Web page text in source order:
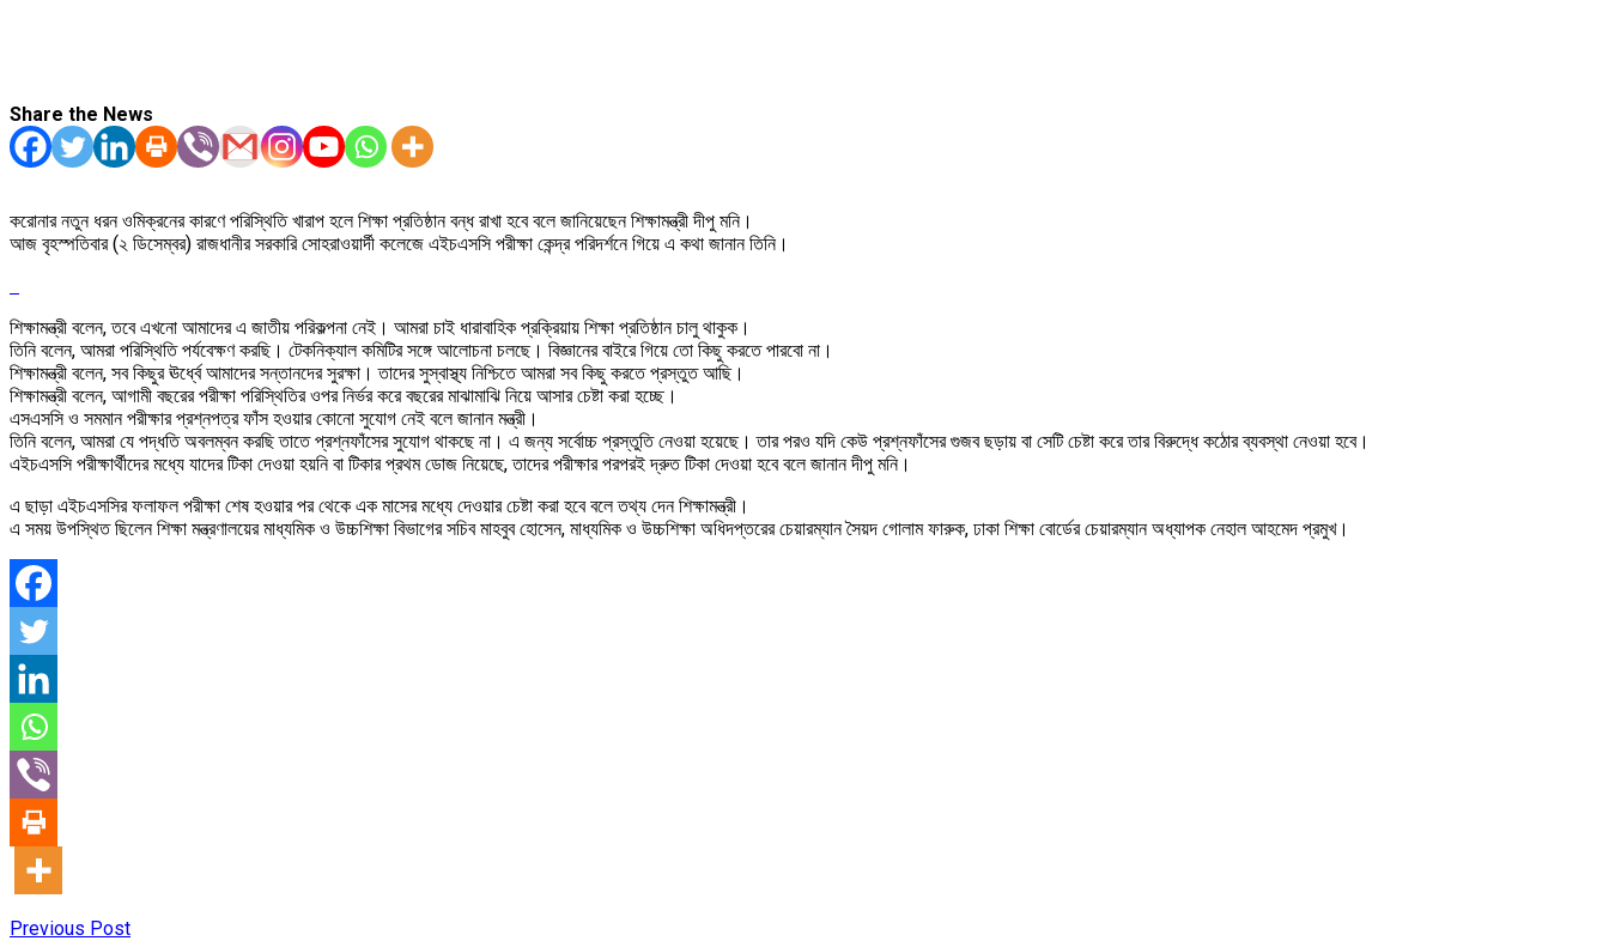
Share the News
করোনার নতুন ধরন ওমিক্রনের কারণে পরিস্থিতি খারাপ হলে শিক্ষা প্রতিষ্ঠান বন্ধ রাখা হবে বলে জানিয়েছেন শিক্ষামন্ত্রী দীপু মনি।
আজ বৃহস্পতিবার (২ ডিসেম্বর) রাজধানীর সরকারি সোহরাওয়ার্দী কলেজে এইচএসসি পরীক্ষা কেন্দ্র পরিদর্শনে গিয়ে এ কথা জানান তিনি।
শিক্ষামন্ত্রী বলেন, তবে এখনো আমাদের এ জাতীয় পরিকল্পনা নেই। আমরা চাই ধারাবাহিক প্রক্রিয়ায় শিক্ষা প্রতিষ্ঠান চালু থাকুক।
তিনি বলেন, আমরা পরিস্থিতি পর্যবেক্ষণ করছি। টেকনিক্যাল কমিটির সঙ্গে আলোচনা চলছে। বিজ্ঞানের বাইরে গিয়ে তো কিছু করতে পারবো না।
শিক্ষামন্ত্রী বলেন, সব কিছুর ঊর্ধ্বে আমাদের সন্তানদের সুরক্ষা। তাদের সুস্বাস্থ্য নিশ্চিতে আমরা সব কিছু করতে প্রস্তুত আছি।
শিক্ষামন্ত্রী বলেন, আগামী বছরের পরীক্ষা পরিস্থিতির ওপর নির্ভর করে বছরের মাঝামাঝি নিয়ে আসার চেষ্টা করা হচ্ছে।
এসএসসি ও সমমান পরীক্ষার প্রশ্নপত্র ফাঁস হওয়ার কোনো সুযোগ নেই বলে জানান মন্ত্রী।
তিনি বলেন, আমরা যে পদ্ধতি অবলম্বন করছি তাতে প্রশ্নফাঁসের সুযোগ থাকছে না। এ জন্য সর্বোচ্চ প্রস্তুতি নেওয়া হয়েছে। তার পরও যদি কেউ প্রশ্নফাঁসের গুজব ছড়ায় বা সেটি চেষ্টা করে তার বিরুদ্ধে কঠোর ব্যবস্থা নেওয়া হবে।
এইচএসসি পরীক্ষার্থীদের মধ্যে যাদের টিকা দেওয়া হয়নি বা টিকার প্রথম ডোজ নিয়েছে, তাদের পরীক্ষার পরপরই দ্রুত টিকা দেওয়া হবে বলে জানান দীপু মনি।
এ ছাড়া এইচএসসির ফলাফল পরীক্ষা শেষ হওয়ার পর থেকে এক মাসের মধ্যে দেওয়ার চেষ্টা করা হবে বলে তথ্য দেন শিক্ষামন্ত্রী।
এ সময় উপস্থিত ছিলেন শিক্ষা মন্ত্রণালয়ের মাধ্যমিক ও উচ্চশিক্ষা বিভাগের সচিব মাহবুব হোসেন, মাধ্যমিক ও উচ্চশিক্ষা অধিদপ্তরের চেয়ারম্যান সৈয়দ গোলাম ফারুক, ঢাকা শিক্ষা বোর্ডের চেয়ারম্যান অধ্যাপক নেহাল আহমেদ প্রমুখ।
Previous Post